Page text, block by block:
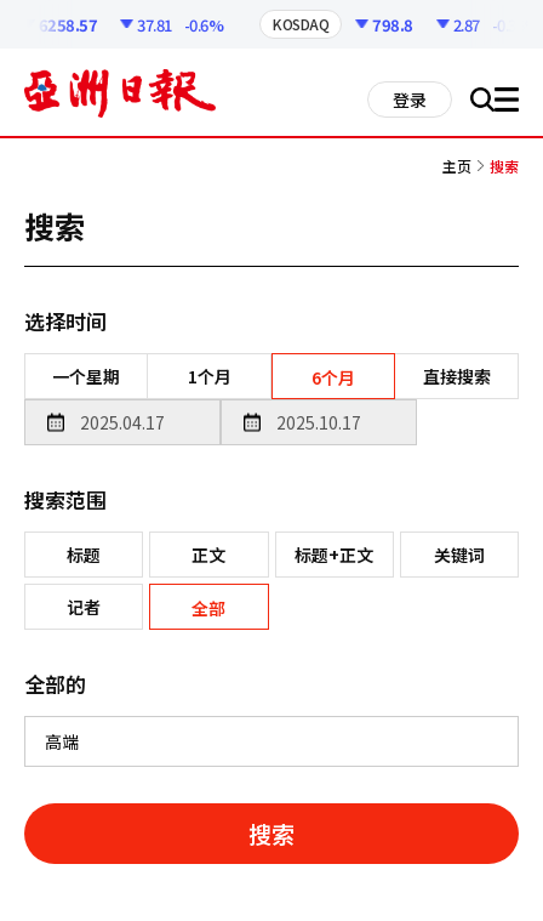
6258.57 37.81 -0.6% KOSDAQ 798.8 2.87 -0.36%
登录 搜 all
主页 搜索
搜索
选择时间
一个星期 1个月 6个月 直接搜索
搜索范围
标题 正文 标题+正文 关键词
记者 全部
全部的
搜索